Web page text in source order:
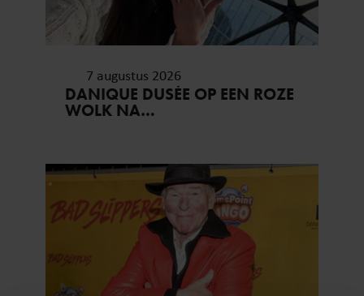
7 augustus 2026
DANIQUE DUSÉE OP EEN ROZE
WOLK NA